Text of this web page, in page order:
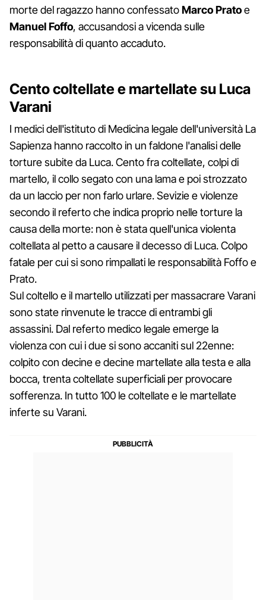
morte del ragazzo hanno confessatoMarco Pratoe
Manuel Foffo, accusandosi a vicenda sulle
responsabilità di quanto accaduto.
Cento coltellate e martellate su Luca
Varani
I medici dell'istituto di Medicina legale dell'università La
Sapienza hanno raccolto in un faldone l'analisi delle
torture subite da Luca. Cento fra coltellate, colpi di
martello, il collo segato con una lama e poi strozzato
da un laccio per non farlo urlare. Sevizie e violenze
secondo il referto che indica proprio nelle torture la
causa della morte: non è stata quell'unica violenta
coltellata al petto a causare il decesso di Luca. Colpo
fatale per cui si sono rimpallati le responsabilità Foffo e
Prato.
Sul coltello e il martello utilizzati per massacrare Varani
sono state rinvenute le tracce di entrambi gli
assassini. Dal referto medico legale emerge la
violenza con cui i due si sono accaniti sul 22enne:
colpito con decine e decine martellate alla testa e alla
bocca, trenta coltellate superficiali per provocare
sofferenza. In tutto 100 le coltellate e le martellate
inferte su Varani.